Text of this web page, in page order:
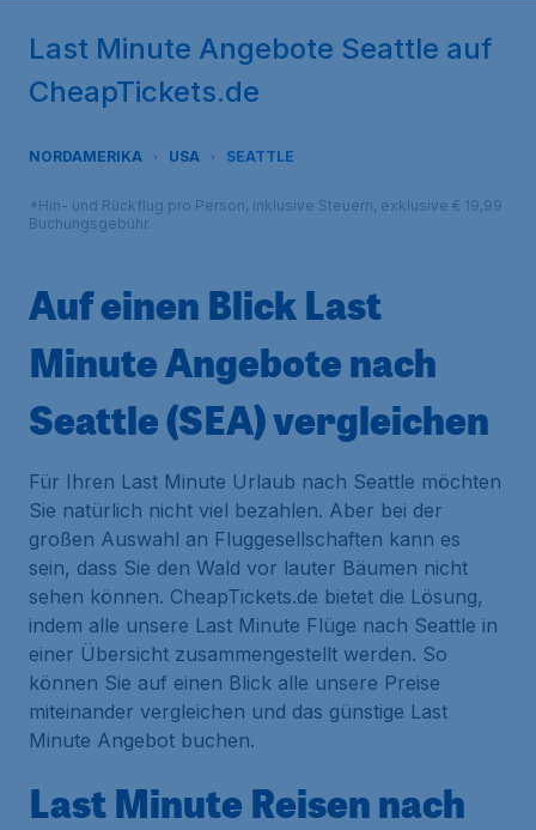
Last Minute Angebote Seattle auf
CheapTickets.de
NORDAMERIKA USA SEATTLE
*Hin- und Rückflug pro Person, inklusive Steuern, exklusive € 19,99
Buchungsgebühr.
Auf einen Blick Last
Minute Angebote nach
Seattle (SEA) vergleichen
Für Ihren Last Minute Urlaub nach Seattle möchten
Sie natürlich nicht viel bezahlen. Aber bei der
großen Auswahl an Fluggesellschaften kann es
sein, dass Sie den Wald vor lauter Bäumen nicht
sehen können. CheapTickets.de bietet die Lösung,
indem alle unsere Last Minute Flüge nach Seattle in
einer Übersicht zusammengestellt werden. So
können Sie auf einen Blick alle unsere Preise
miteinander vergleichen und das günstige Last
Minute Angebot buchen.
Last Minute Reisen nach